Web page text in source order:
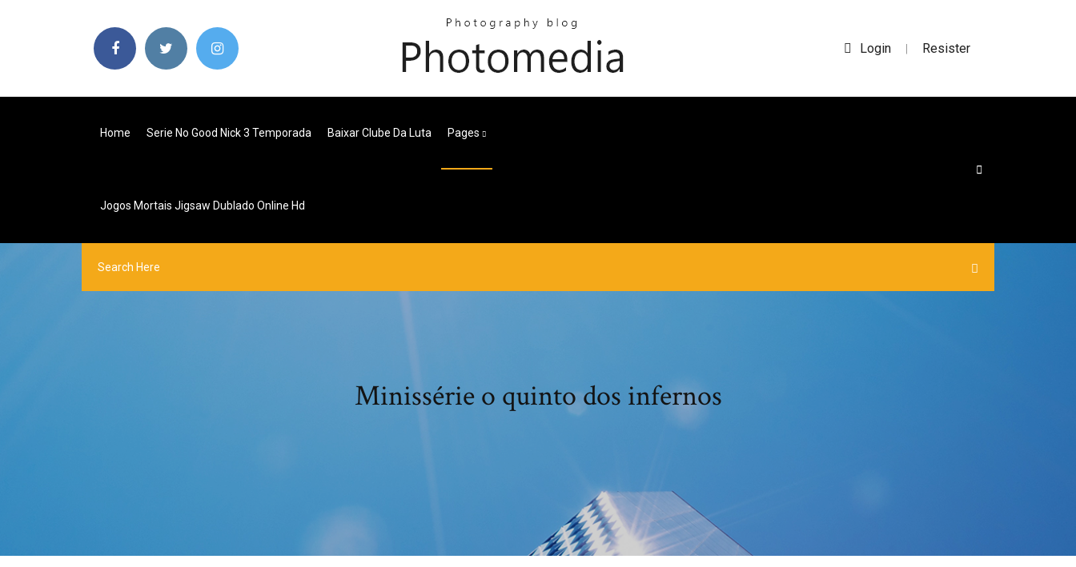
Login | Resister
Home Serie No Good Nick 3 Temporada Baixar Clube Da Luta Pages
Jogos Mortais Jigsaw Dublado Online Hd
Minissérie o quinto dos infernos